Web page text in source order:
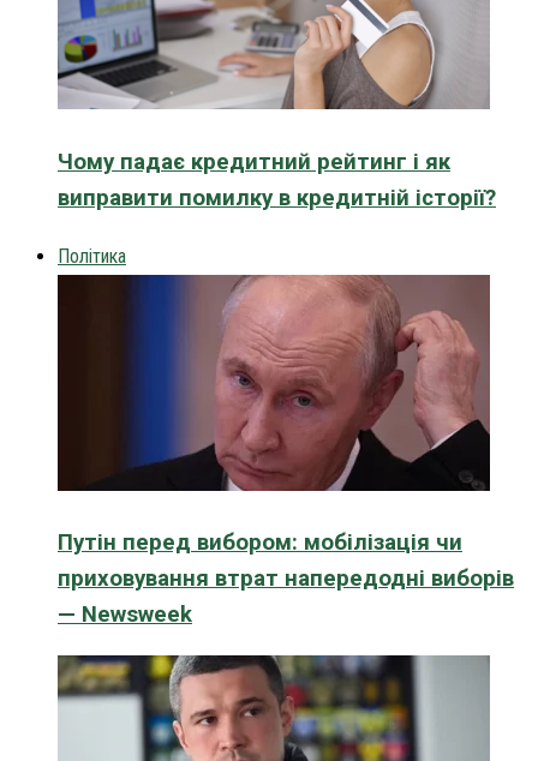
Чому падає кредитний рейтинг і як
виправити помилку в кредитній історії?
Політика
Путін перед вибором: мобілізація чи
приховування втрат напередодні виборів
— Newsweek